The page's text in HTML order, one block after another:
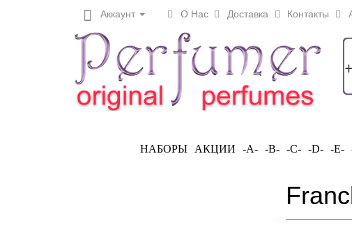
Аккаунт О Нас Доставка Контакты
НАБОРЫ АКЦИИ -A- -B- -C- -D- -E-